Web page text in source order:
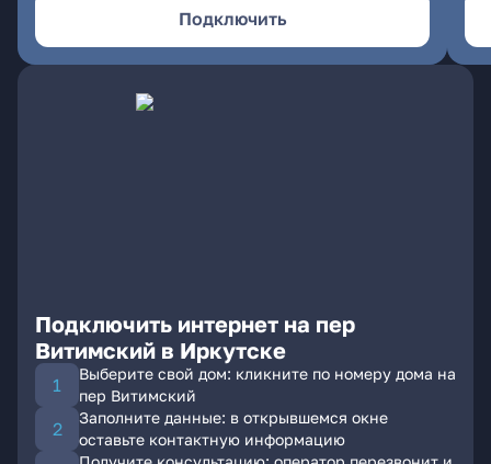
Подключить
Подключить интернет на пер
Витимский в Иркутске
Выберите свой дом: кликните по номеру дома на
пер Витимский
Заполните данные: в открывшемся окне
оставьте контактную информацию